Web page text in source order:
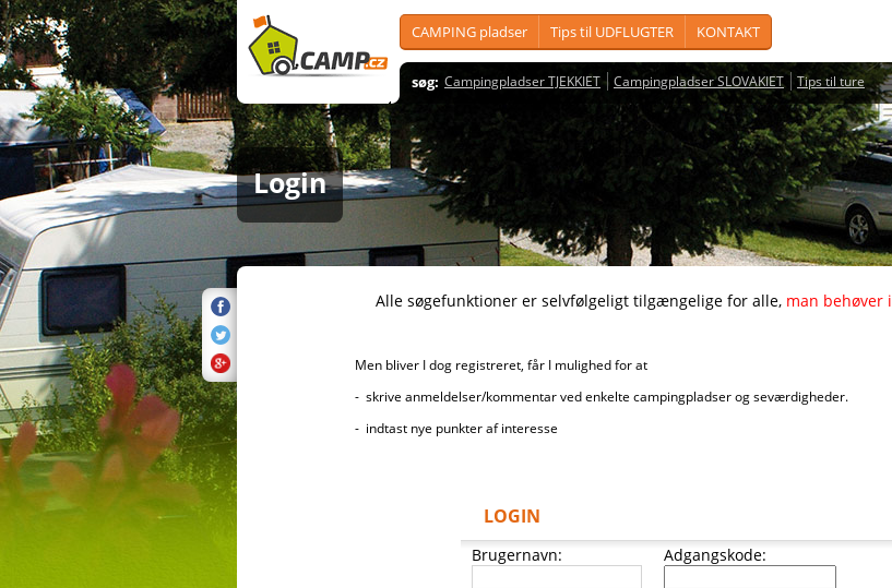
CAMPING pladser Tips til UDFLUGTER KONTAKT
søg: Campingpladser TJEKKIET Campingpladser SLOVAKIET Tips til ture
Login
Alle søgefunktioner er selvfølgeligt tilgængelige for alle, man behøver
Men bliver I dog registreret, får I mulighed for at
- skrive anmeldelser/kommentar ved enkelte campingpladser og seværdigheder.
- indtast nye punkter af interesse
LOGIN
Brugernavn: Adgangskode: